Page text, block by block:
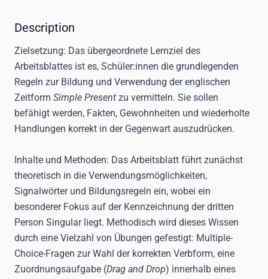
Description
Zielsetzung: Das übergeordnete Lernziel des
Arbeitsblattes ist es, Schüler:innen die grundlegenden
Regeln zur Bildung und Verwendung der englischen
Zeitform Simple Present zu vermitteln. Sie sollen
befähigt werden, Fakten, Gewohnheiten und wiederholte
Handlungen korrekt in der Gegenwart auszudrücken.
Inhalte und Methoden: Das Arbeitsblatt führt zunächst
theoretisch in die Verwendungsmöglichkeiten,
Signalwörter und Bildungsregeln ein, wobei ein
besonderer Fokus auf der Kennzeichnung der dritten
Person Singular liegt. Methodisch wird dieses Wissen
durch eine Vielzahl von Übungen gefestigt: Multiple-
Choice-Fragen zur Wahl der korrekten Verbform, eine
Zuordnungsaufgabe (Drag and Drop) innerhalb eines